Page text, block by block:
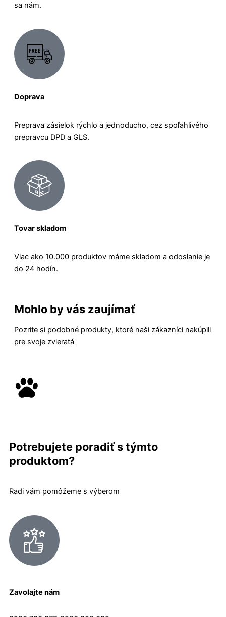
sa nám.
Doprava
Preprava zásielok rýchlo a jednoducho, cez spoľahlivého
prepravcu DPD a GLS.
Tovar skladom
Viac ako 10.000 produktov máme skladom a odoslanie je
do 24 hodín.
Mohlo by vás zaujímať
Pozrite si podobné produkty, ktoré naši zákazníci nakúpili
pre svoje zvieratá
Potrebujete poradiť s týmto
produktom?
Radi vám pomôžeme s výberom
Zavolajte nám